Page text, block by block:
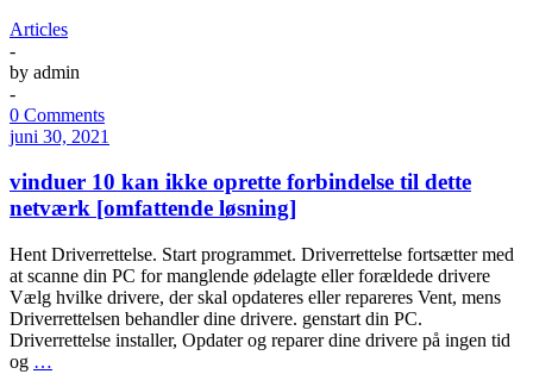
Articles
-
by admin
-
0 Comments
juni 30, 2021
vinduer 10 kan ikke oprette forbindelse til dette
netværk [omfattende løsning]
Hent Driverrettelse. Start programmet. Driverrettelse fortsætter med
at scanne din PC for manglende ødelagte eller forældede drivere
Vælg hvilke drivere, der skal opdateres eller repareres Vent, mens
Driverrettelsen behandler dine drivere. genstart din PC.
Driverrettelse installer, Opdater og reparer dine drivere på ingen tid
og …